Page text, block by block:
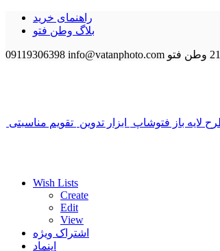
راهنمای خرید
بلاگ وطن فتو
09119306398 info@vatanphoto.com وطن فتو
لایه باز فتوشاپ ابزار تدوین تقویم مناسبتی
Wish Lists
Create
Edit
View
اشتراک ویژه
اینماد